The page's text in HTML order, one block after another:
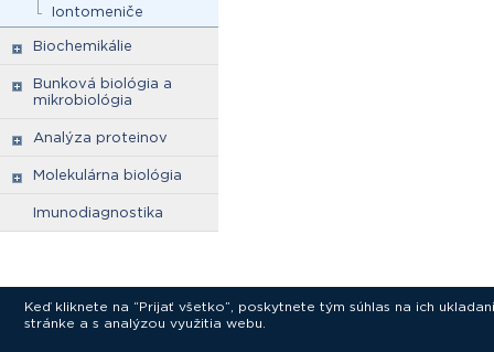
Iontomeniče
Biochemikálie
Bunková biológia a
mikrobiológia
Analýza proteinov
Molekulárna biológia
Imunodiagnostika
Keď kliknete na “Prijať všetko”, poskytnete tým súhlas na ich
stránke a s analýzou využitia webu.